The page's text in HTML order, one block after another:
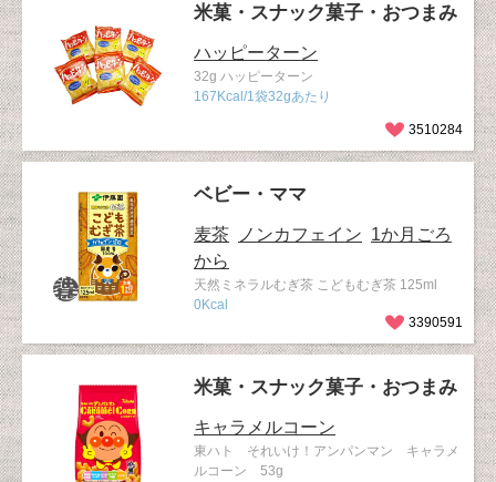
米菓・スナック菓子・おつまみ
ハッピーターン
32g ハッピーターン
167Kcal/1袋32gあたり
3510284
ベビー・ママ
麦茶 ノンカフェイン 1か月ごろ
から
天然ミネラルむぎ茶 こどもむぎ茶 125ml
0Kcal
3390591
米菓・スナック菓子・おつまみ
キャラメルコーン
東ハト それいけ！アンパンマン キャラメ
ルコーン 53g